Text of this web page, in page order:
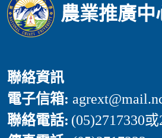
農業推廣中
聯絡資訊
電子信箱: agrext
聯絡電話: (05)2717330或